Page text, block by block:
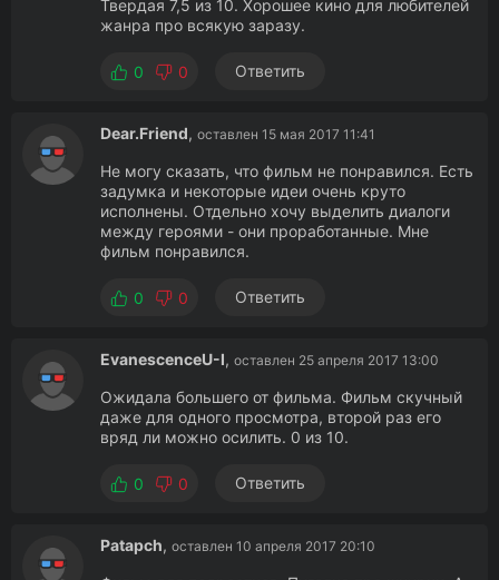
Твердая 7,5 из 10. Хорошее кино для любителей
жанра про всякую заразу.
0 0 Ответить
Dear.Friend, оставлен 15 мая 2017 11:41
Не могу сказать, что фильм не понравился. Есть
задумка и некоторые идеи очень круто
исполнены. Отдельно хочу выделить диалоги
между героями - они проработанные. Мне
фильм понравился.
0 0 Ответить
EvanescenceU-I, оставлен 25 апреля 2017 13:00
Ожидала большего от фильма. Фильм скучный
даже для одного просмотра, второй раз его
вряд ли можно осилить. 0 из 10.
0 0 Ответить
Patapch, оставлен 10 апреля 2017 20:10